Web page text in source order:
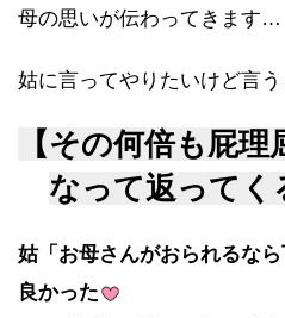
母の思いが伝わってきます…
姑に言ってやりたいけど言う
【その何倍も屁理
なって返ってく
姑「お母さんがおられるな
良かった